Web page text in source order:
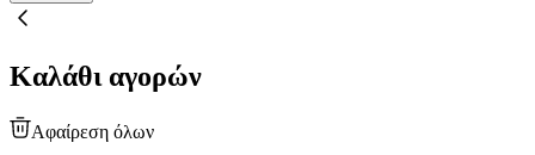
Καλάθι αγορών
Αφαίρεση όλων